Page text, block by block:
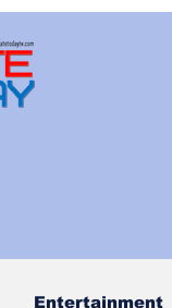
Entertainment